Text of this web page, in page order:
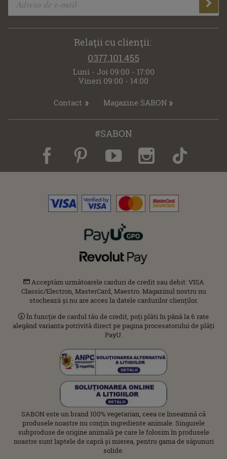
Relaţii cu clienţii:
0377.101.455
Luni - Joi 09:00 - 17:00
Vineri 09:00 - 14:00
Contact Magazine SABON
#SABON
Acceptăm următoarele carduri de credit sau debit: VISA
Classic/Electron, MasterCard, Maestro. Magazinul nostru nu
stochează și nu are acces la datele cardurilor clienților.
În funcție de cardul tău de credit, poți plăti în până la 6 rate
alegând varianta potrivită direct pe pagina procesatorului de plăți
PayU.
SABON este un brand 100% vegetarian, ceea ce înseamnă că
produsele noastre nu conțin ingrediente animale. Singurele
subproduse de origine animală pe care le folosim în produsele
noastre sunt laptele de capră și mierea, pentru gama de săpunuri
solide.